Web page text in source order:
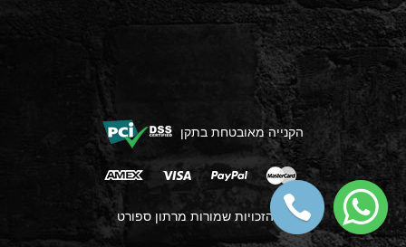
הקנייה מאובטחת בתקן
כל הזכויות שמורות מרתון ספורט